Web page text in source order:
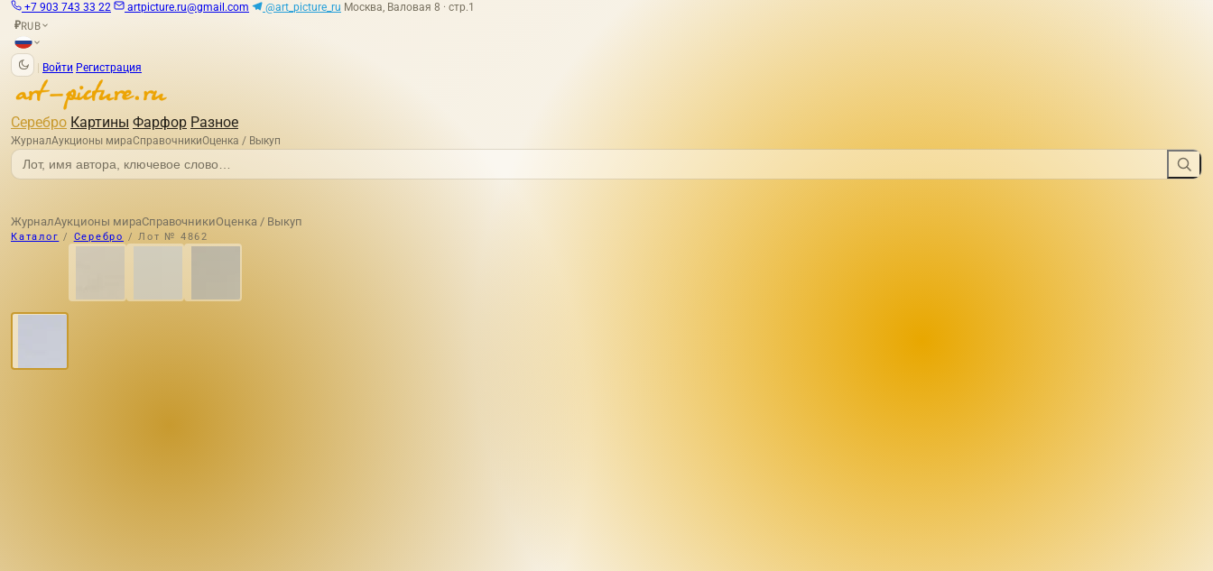
+7 903 743 33 22 artpicture.ru@gmail.com @art_picture_ru Москва, Валовая 8 · стр.1
₽RUB
Войти Регистрация
Серебро Картины Фарфор Разное
ЖурналАукционы мираСправочникиОценка / Выкуп
ЖурналАукционы мираСправочникиОценка / Выкуп
Каталог / Серебро / Лот № 4862